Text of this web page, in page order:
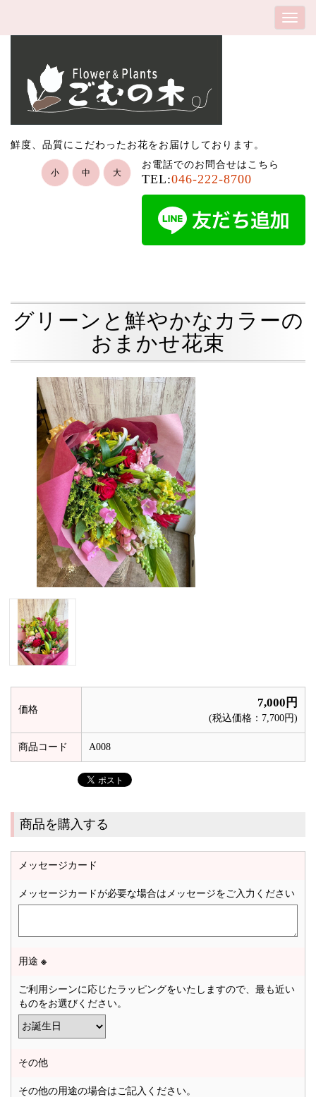
鮮度、品質にこだわったお花をお届けしております。
お電話でのお問合せはこちら
TEL:046-222-8700
小 中 大
グリーンと鮮やかなカラーの
おまかせ花束
価格
7,000円
(税込価格：7,700円)
商品コード A008
商品を購入する
メッセージカード
メッセージカードが必要な場合はメッセージをご入力ください
用途 ※
ご利用シーンに応じたラッピングをいたしますので、最も近い
ものをお選びください。
その他
その他の用途の場合はご記入ください。